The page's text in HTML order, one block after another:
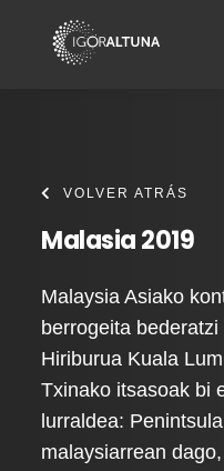
VOLVER ATRÁS
Malasia 2019
Malaysia Asiako
berrogeita
Hiriburua Kuala
Txinako itsasoak bi
lurraldea:
malaysiarrean